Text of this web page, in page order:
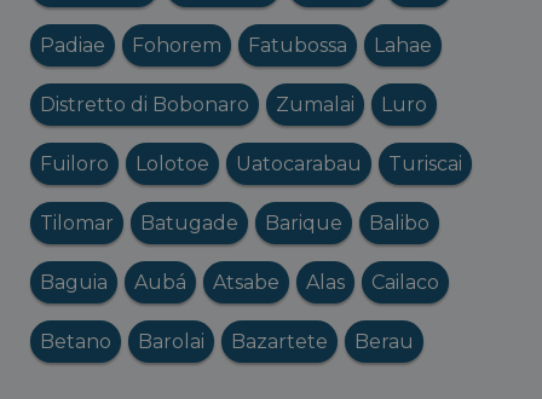
Padiae Fohorem Fatubossa Lahae
Distretto di Bobonaro Zumalai Luro
Fuiloro Lolotoe Uatocarabau Turiscai
Tilomar Batugade Barique Balibo
Baguia Aubá Atsabe Alas Cailaco
Betano Barolai Bazartete Berau